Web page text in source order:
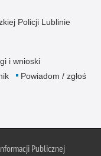
Policji Lublinie
i wnioski
Powiadom / zgłoś
Publicznej